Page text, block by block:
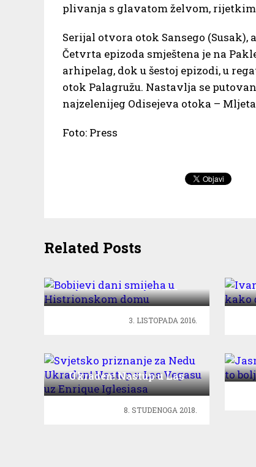
plivanja s glavatom želvom,
Serijal otvora otok Sansego
Četvrta epizoda smještena je na
arhipelag, dok u šestoj epizodi, u
otok Palagružu. Nastavlja se
najzelenijeg Odisejeva otoka –
Foto: Press
Related Posts
Histrionskom domu
3. LISTOPADA 2016.
Svjetsko priznanje za Nedu
Ukraden! Nastup u Las
Vegasu uz Enrique
8. STUDENOGA 2018.